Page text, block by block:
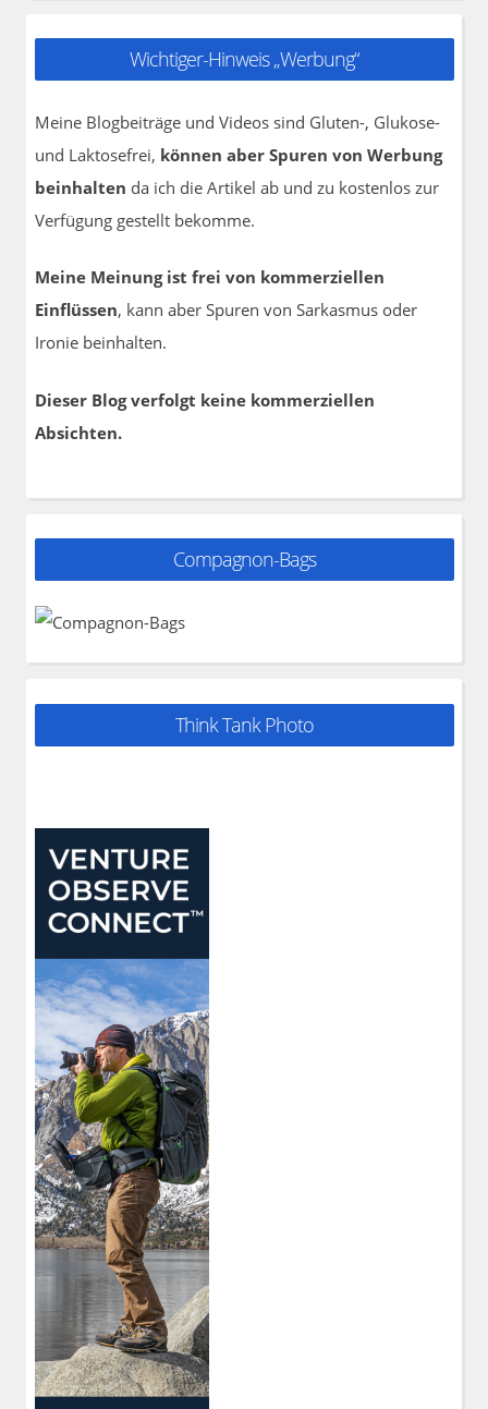
Wichtiger-Hinweis „Werbung“
Meine Blogbeiträge und Videos sind Gluten-, Glukose-
und Laktosefrei, können aber Spuren von Werbung
beinhalten da ich die Artikel ab und zu kostenlos zur
Verfügung gestellt bekomme.
Meine Meinung ist frei von kommerziellen
Einflüssen, kann aber Spuren von Sarkasmus oder
Ironie beinhalten.
Dieser Blog verfolgt keine kommerziellen
Absichten.
Compagnon-Bags
Think Tank Photo